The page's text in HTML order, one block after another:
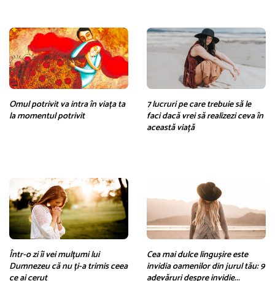
Omul potrivit va intra în viața ta
la momentul potrivit
7 lucruri pe care trebuie să le
faci dacă vrei să realizezi ceva în
această viață
Într-o zi îi vei mulțumi lui
Dumnezeu că nu ți-a trimis ceea
ce ai cerut
Cea mai dulce lingușire este
invidia oamenilor din jurul tău: 9
adevăruri despre invidie...